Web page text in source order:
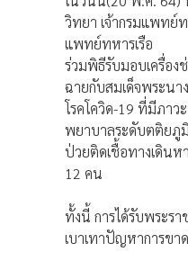
วิทยา เจ้ากรมแพทย์
แพทย์ทหารเรือ
ร่วมพิธีรับมอบเครื่อ
ฉายกับสมเด็จพระนา
โรคโควิด-19 ที่มีภาว
พยาบาลระดับตติยภู
ป่วยติดเชื้อทางเดิน
12 คน
ทั้งนี้ การได้รับพระร
เบาเทาปัญหาการข